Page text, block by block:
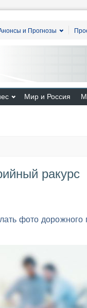
и Прогнозы
Мир и Россия
ракурс
фото